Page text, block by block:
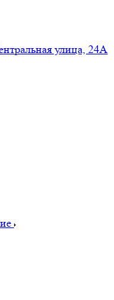
улица, 24А